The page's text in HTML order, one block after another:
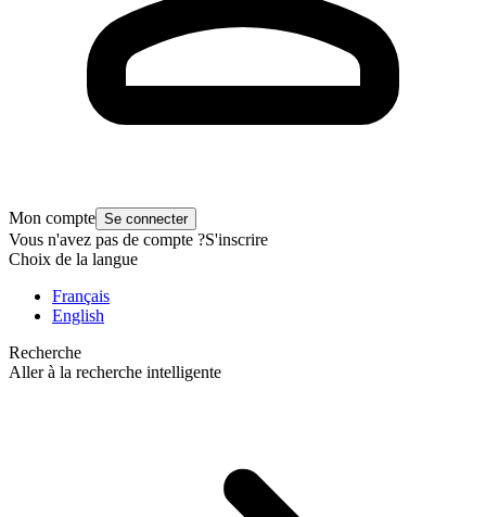
Mon compte Se connecter
Vous n'avez pas de compte ?S'inscrire
Choix de la langue
Français
English
Recherche
Aller à la recherche intelligente